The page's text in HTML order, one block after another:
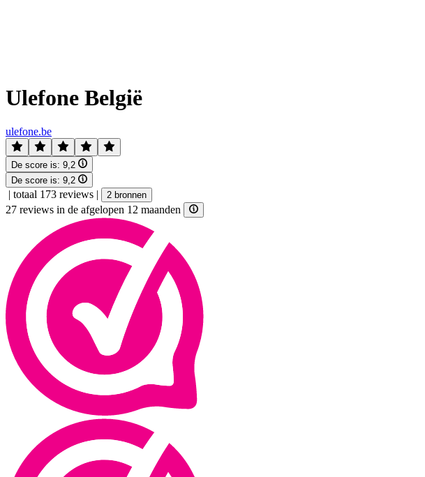
Ulefone België
ulefone.be
De score is: 9,2
De score is: 9,2
| totaal 173 reviews | 2 bronnen
27 reviews in de afgelopen 12 maanden